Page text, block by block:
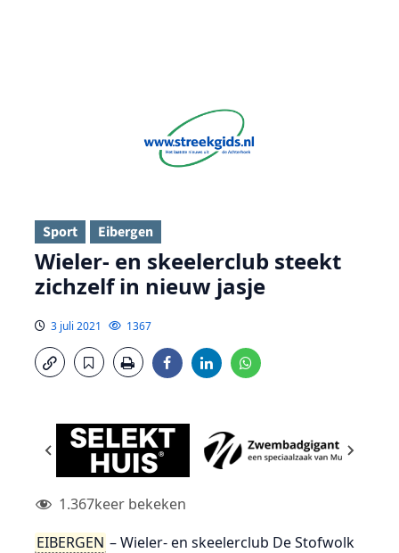
Sport Eibergen
Wieler- en skeelerclub steekt
zichzelf in nieuw jasje
3 juli 2021 1367
1.367keer bekeken
EIBERGEN – Wieler- en skeelerclub De Stofwolk